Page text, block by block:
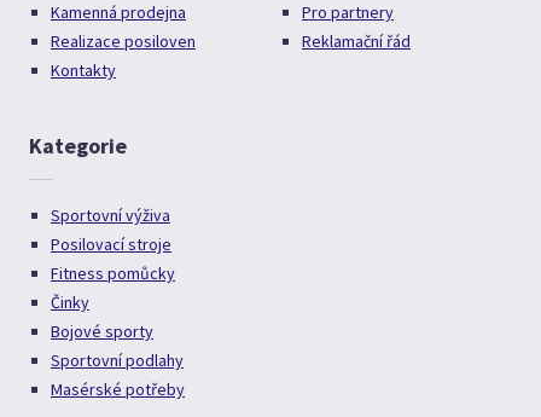
Kamenná prodejna
Realizace posiloven
Kontakty
Pro partnery
Reklamační řád
Kategorie
Sportovní výživa
Posilovací stroje
Fitness pomůcky
Činky
Bojové sporty
Sportovní podlahy
Masérské potřeby